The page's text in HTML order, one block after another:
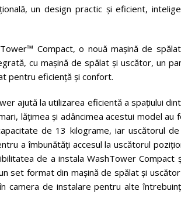
un design practic şi eficient,
Compact, o nouă maşină de
cu maşină de spălat şi uscător, un
pentru eficienţă şi confort.
ajută la utilizarea eficientă a spaţiului
lăţimea şi adâncimea acestui model au
de 13 kilograme, iar uscătorul
a îmbunătăţi accesul la uscătorul
de a instala WashTower Compact
set format din maşină de spălat şi
camera de instalare pentru alte